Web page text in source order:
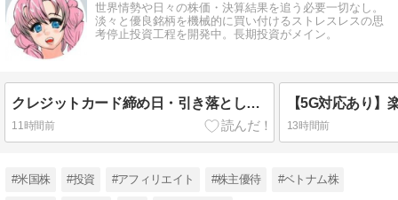
世界情勢や日々の株価・決算結果を追う必要一切なし。
淡々と優良銘柄を機械的に買い付けるストレスレスの思
考停止投資工程を開発中。長期投資がメイン。
クレジットカード締め日・引き落とし日まとめ
11時間前 13時間前
#米国株 #投資 #アフィリエイト #株主優待 #ベトナム株